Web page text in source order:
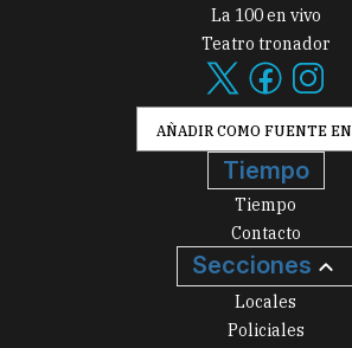
La 100 en vivo
Teatro tronador
AÑADIR COMO FUENTE EN
Tiempo
Tiempo
Contacto
Secciones
Locales
Policiales